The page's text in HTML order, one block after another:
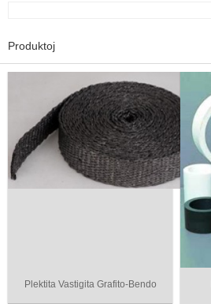
Produktoj
Plektita Vastigita Grafito-Bendo